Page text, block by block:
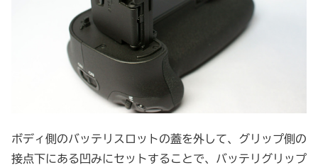
ボディ側のバッテリスロットの蓋を外して、グリップ側の
接点下にある凹みにセットすることで、バッテリグリップ